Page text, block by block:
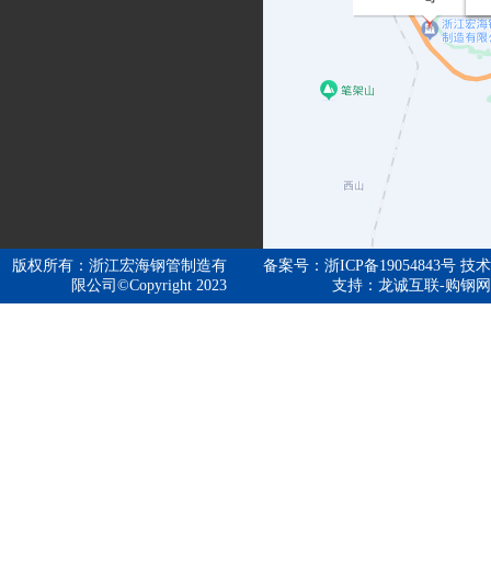
版权所有：浙江宏海钢管制造有
限公司©Copyright 2023
备案号：浙ICP备19054843号 技术
支持：龙诚互联-购钢网